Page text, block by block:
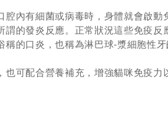
腔內有細菌或病毒時，身體就會啟動
謂的發炎反應。正常狀況這些免疫反
的口炎，也稱為淋巴球-漿細胞性牙
可配合營養補充，增強貓咪免疫力